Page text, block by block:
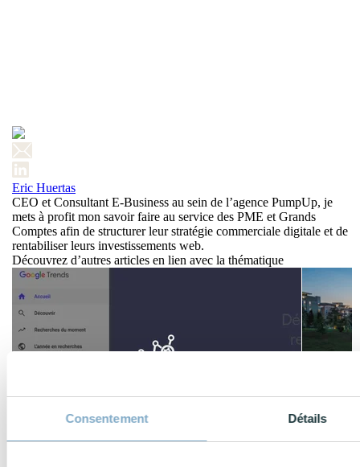
Consentement Détails
Eric Huertas
CEO et Consultant E-Business au sein de l’agence PumpUp, je
mets à profit mon savoir faire au service des PME et Grands
Comptes afin de structurer leur stratégie commerciale digitale et de
rentabiliser leurs investissements web.
Découvrez d’autres articles en lien avec la thématique
Data SEO